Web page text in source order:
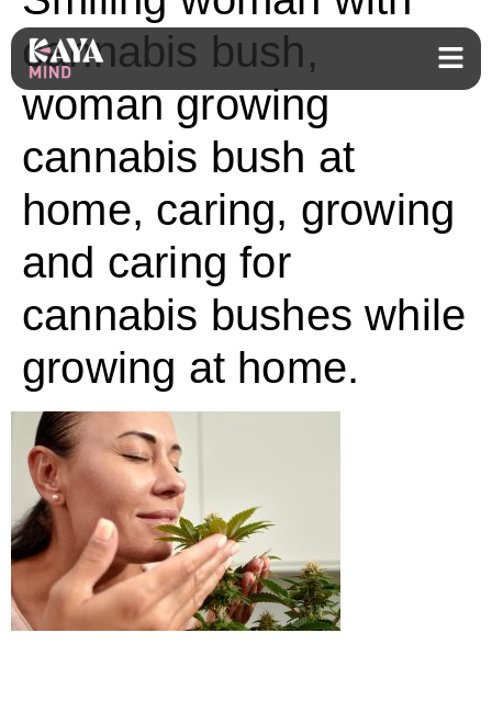
cannabis bush,
woman growing
cannabis bush at
home, caring, growing
and caring for
cannabis bushes while
growing at home.